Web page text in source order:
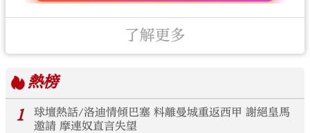
了解更多
熱榜
1
球壇熱話/洛迪情傾巴塞 料離曼城重返西甲 謝絕皇馬
邀請 摩連奴直言失望